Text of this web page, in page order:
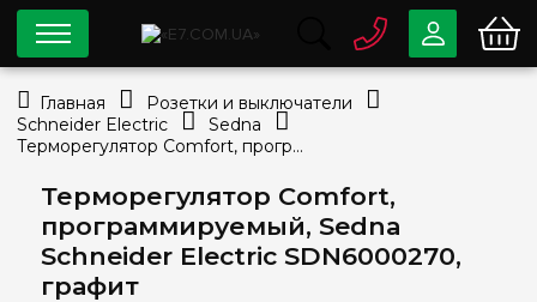
Терморегулятор Comfort,
программируемый, Sedna
Schneider Electric SDN6000270,
графит
0 80033-63-07
info@e7.com.ua
Viber Telegram
Главная
Розетки и выключатели
Schneider Electric
Sedna
Терморегулятор Comfort, программируемый, Sedna Schneider Electric SDN6000270, графит